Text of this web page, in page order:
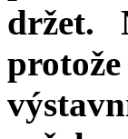
držet.